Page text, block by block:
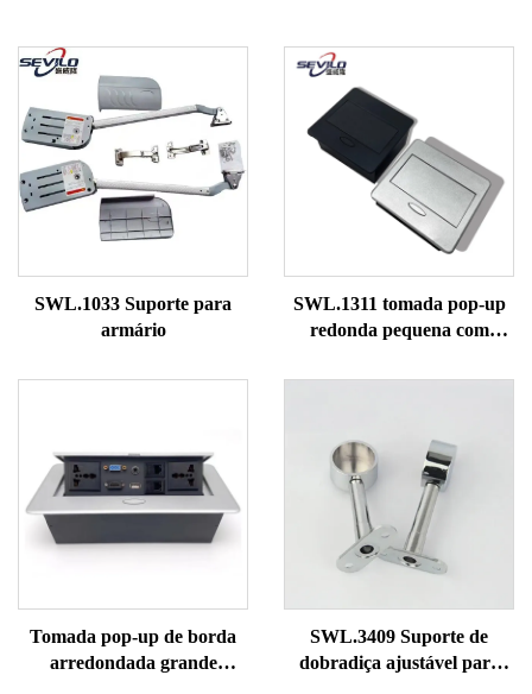
SWL.1033 Suporte para
armário
SWL.1311 tomada pop-up
redonda pequena com
Tomada pop-up de borda
arredondada grande
SWL.3409 Suporte de
dobradiça ajustável para